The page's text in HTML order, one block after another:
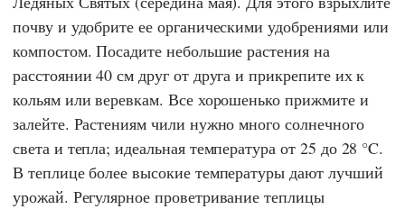
почву и удобрите ее органическими удобрениями или
компостом. Посадите небольшие растения на
расстоянии 40 см друг от друга и прикрепите их к
кольям или веревкам. Все хорошенько прижмите и
залейте. Растениям чили нужно много солнечного
света и тепла; идеальная температура от 25 до 28 °C.
В теплице более высокие температуры дают лучший
урожай. Регулярное проветривание теплицы